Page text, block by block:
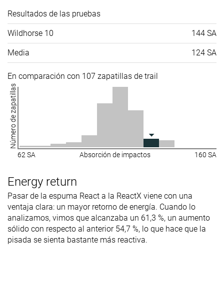
Resultados de las pruebas
Wildhorse 10 144 SA
Media 124 SA
En comparación con 107 zapatillas de trail
Número de zapatillas
62 SA Absorción de impactos 160 SA
Energy return
Pasar de la espuma React a la ReactX viene con una
ventaja clara: un mayor retorno de energía. Cuando lo
analizamos, vimos que alcanzaba un 61,3 %, un aumento
sólido con respecto al anterior 54,7 %, lo que hace que la
pisada se sienta bastante más reactiva.